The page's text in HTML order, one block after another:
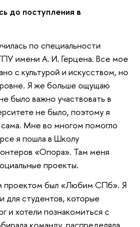
до поступления в
по специальности
имени А. И. Герцена. Все мое
с культурой и искусством, но
Я же больше ощущаю
было важно участвовать в
не было, поэтому я
Мне во многом помогло
я пошла в Школу
«Опора». Там меня
проекты.
был «Любим СПб»‎. Я
для студентов, которые
и хотели познакомиться с